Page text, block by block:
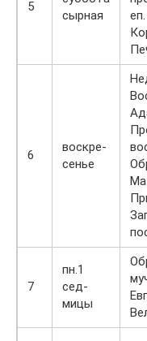
5
сырная
6
воскре-
сенье
7
пн.1
сед-
мицы